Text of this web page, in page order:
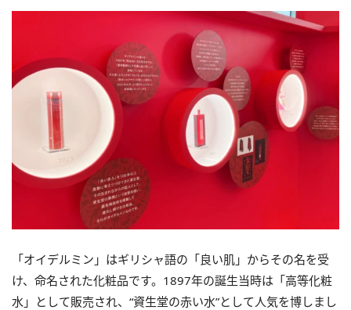
「オイデルミン」はギリシャ語の「良い肌」からその名を受
け、命名された化粧品です。1897年の誕生当時は「高等化粧
水」として販売され、“資生堂の赤い水”として人気を博しまし